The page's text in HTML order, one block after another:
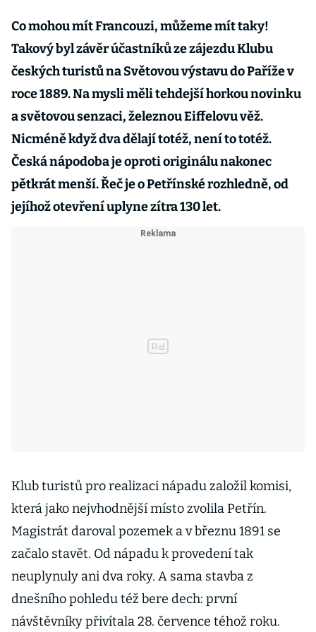
Co mohou mít Francouzi, můžeme mít taky!
Takový byl závěr účastníků ze zájezdu Klubu
českých turistů na Světovou výstavu do Paříže v
roce 1889. Na mysli měli tehdejší horkou novinku
a světovou senzaci, železnou Eiffelovu věž.
Nicméně když dva dělají totéž, není to totéž.
Česká nápodoba je oproti originálu nakonec
pětkrát menší. Řeč je o Petřínské rozhledně, od
jejíhož otevření uplyne zítra 130 let.
Klub turistů pro realizaci nápadu založil komisi,
která jako nejvhodnější místo zvolila Petřín.
Magistrát daroval pozemek a v březnu 1891 se
začalo stavět. Od nápadu k provedení tak
neuplynuly ani dva roky. A sama stavba z
dnešního pohledu též bere dech: první
návštěvníky přivítala 28. července téhož roku.